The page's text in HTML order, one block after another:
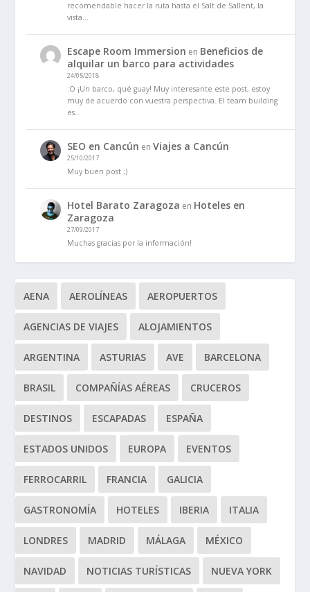
recomendable hacer la ruta hasta el Salt de Sallent, la
vista…
Escape Room Immersion en Beneficios de
alquilar un barco para actividades
24/05/2018
:O ¡Un barco, qué guay! Muy interesante este post, estoy
muy de acuerdo con vuestra perspectiva. El team building
es…
SEO en Cancún enViajes a Cancún
25/10/2017
Muy buen post ;)
Hotel Barato Zaragoza en Hoteles en
Zaragoza
27/09/2017
Muchas gracias por la información!
AENA AEROLÍNEAS AEROPUERTOS
AGENCIAS DE VIAJES ALOJAMIENTOS
ARGENTINA ASTURIAS AVE BARCELONA
BRASIL COMPAÑÍAS AÉREAS CRUCEROS
DESTINOS ESCAPADAS ESPAÑA
ESTADOS UNIDOS EUROPA EVENTOS
FERROCARRIL FRANCIA GALICIA
GASTRONOMÍA HOTELES IBERIA ITALIA
LONDRES MADRID MÁLAGA MÉXICO
NAVIDAD NOTICIAS TURÍSTICAS NUEVA YORK